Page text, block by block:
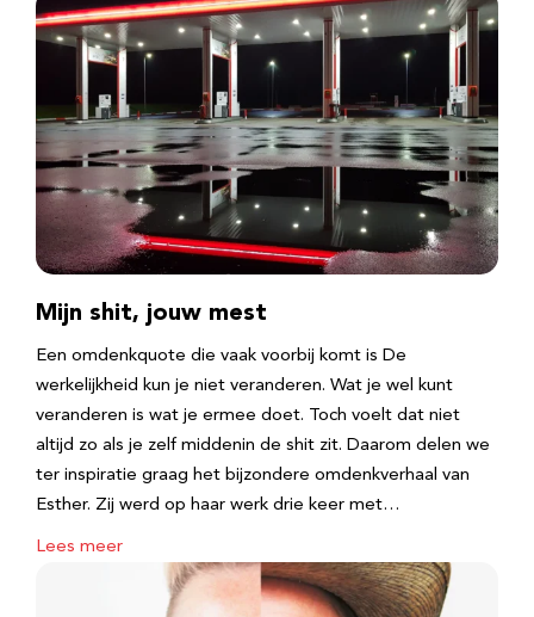
Mijn shit, jouw mest
Een omdenkquote die vaak voorbij komt is De
werkelijkheid kun je niet veranderen. Wat je wel kunt
veranderen is wat je ermee doet. Toch voelt dat niet
altijd zo als je zelf middenin de shit zit. Daarom delen we
ter inspiratie graag het bijzondere omdenkverhaal van
Esther. Zij werd op haar werk drie keer met…
Lees meer